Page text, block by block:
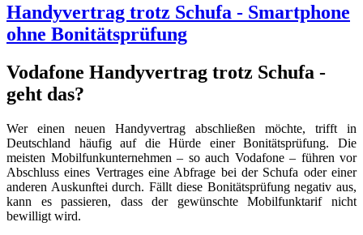
Handyvertrag trotz Schufa - Smartphone
ohne Bonitätsprüfung
Vodafone Handyvertrag trotz Schufa -
geht das?
Wer einen neuen Handyvertrag abschließen möchte, trifft in
Deutschland häufig auf die Hürde einer Bonitätsprüfung. Die
meisten Mobilfunkunternehmen – so auch Vodafone – führen vor
Abschluss eines Vertrages eine Abfrage bei der Schufa oder einer
anderen Auskunftei durch. Fällt diese Bonitätsprüfung negativ aus,
kann es passieren, dass der gewünschte Mobilfunktarif nicht
bewilligt wird.